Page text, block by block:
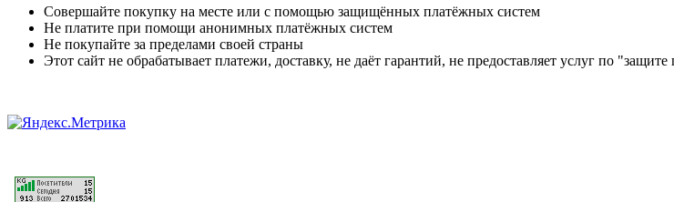
Совершайте покупку на месте или с помощью защищённых платёжных систем
Не платите при помощи анонимных платёжных систем
Не покупайте за пределами своей страны
Этот сайт не обрабатывает платежи, доставку, не даёт гарантий, не предоставляет услуг по